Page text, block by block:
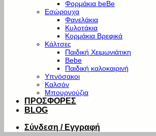
Φορμάκια beBe
Εσώρουχα
Φανελάκια
Κυλοτάκια
Κορμάκια Βρεφικά
Κάλτσες
Παιδική Χειμωνιάτικη
Bebe
Παιδική καλοκαιρινή
Υπνόσακοι
Καλσόν
Μπουρνούζια
ΠΡΟΣΦΟΡΕΣ
BLOG
Σύνδεση / Εγγραφή